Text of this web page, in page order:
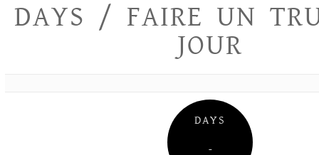
tout
essayer
DAYS / FAIRE UN
JOUR
DAYS
–